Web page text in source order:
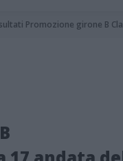
Promozione girone B